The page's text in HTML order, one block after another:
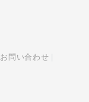
お問い合わせ